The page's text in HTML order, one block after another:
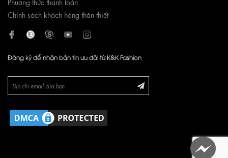
Chính sách khách hàng thân thiết
Đăng ký để nhận bản tin ưu đãi từ K&K Fashion